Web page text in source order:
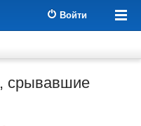
Войти
срывавшие